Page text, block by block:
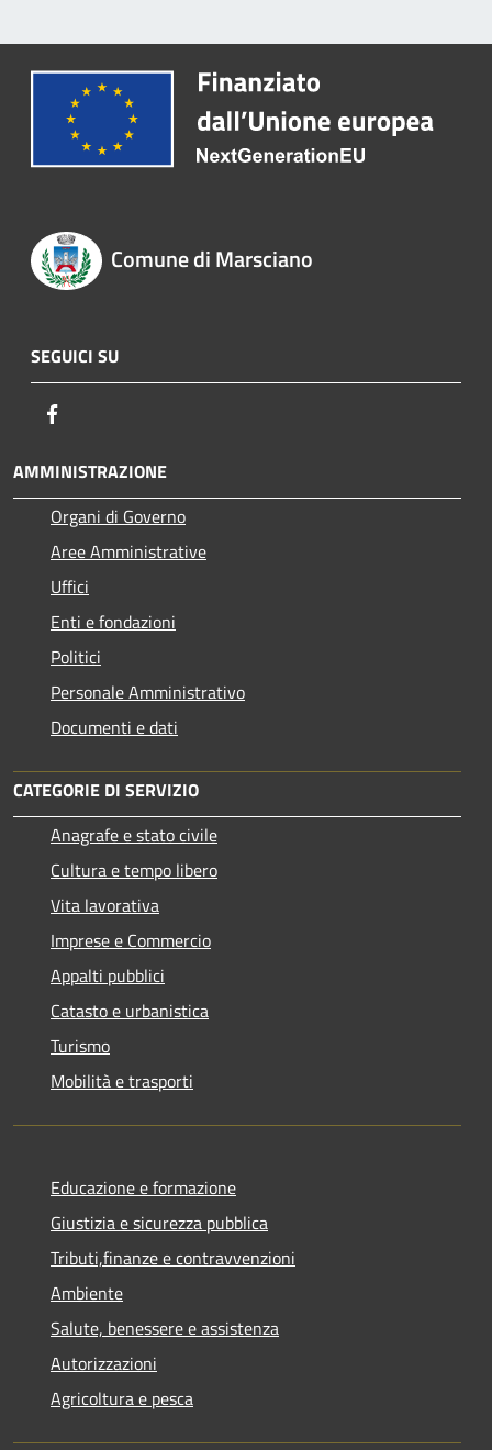
Comune di Marsciano
SEGUICI SU
AMMINISTRAZIONE
Organi di Governo
Aree Amministrative
Uffici
Enti e fondazioni
Politici
Personale Amministrativo
Documenti e dati
CATEGORIE DI SERVIZIO
Anagrafe e stato civile
Cultura e tempo libero
Vita lavorativa
Imprese e Commercio
Appalti pubblici
Catasto e urbanistica
Turismo
Mobilità e trasporti
Educazione e formazione
Giustizia e sicurezza pubblica
Tributi,finanze e contravvenzioni
Ambiente
Salute, benessere e assistenza
Autorizzazioni
Agricoltura e pesca